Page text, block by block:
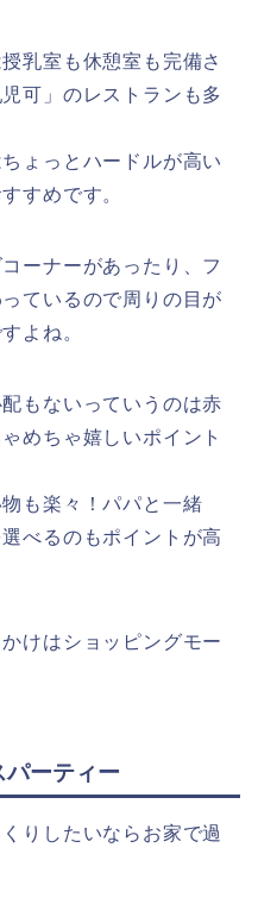
乳室も休憩室も完備さ
可」のレストランも多
ょっとハードルが高い
すめです。
ーナーがあったり、フ
ているので周りの目が
よね。
もないっていうのは赤
めちゃ嬉しいポイント
も楽々！パパと一緒
べるのもポイントが高
けはショッピングモー
パーティー
りしたいならお家で過